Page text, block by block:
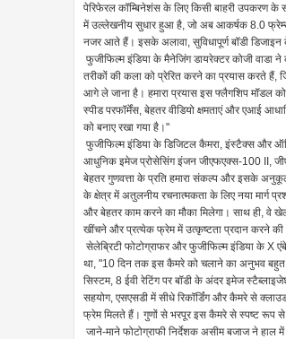
पेरिफेरल कॉम्बिनेशंस के लिए किसी बाहरी उपकरण के
में उल्लेखनीय सुधार हुआ है, जो अब आकर्षक 8.0
नजर आते हैं। इसके अलावा, सुविधापूर्ण बॉडी
फुजीफिल्म इंडिया के मैनेजिंग डायरेक्टर कोजी वाडा
तरीकों की कला को प्रेरित करने का प्रयास करते हैं,
आगे ले जाना है। हमारा प्रयास इस फ्लैगशिप मॉडल
स्पीड परफॉर्मेंस, बेहतर वीडियो क्षमताएं और एआई
को बनाए रखा गया है।"
फुजीफिल्म इंडिया के डिजिटल कैमरा, इंस्टैक्स और
आधुनिक इमेज प्रोसेसिंग इंजन जीएफएक्स-100 II,
बेहतर गुणवत्ता के प्रति हमारा संकल्प और इसके
के क्षेत्र में अतुलनीय रचनात्मकता के लिए नया
और बेहतर काम करने का मौका मिलेगा। साथ ही, वे
खींचने और प्रत्येक फ्रेम में उत्कृष्टता प्रदान करने की
सेलेब्रिटी फोटोग्राफर और फुजीफिल्म इंडिया के X
था, "10 दिन तक इस कैमरे को चलाने का अनुभव बहुत
सिस्टम, 8 ईवी रेटिंग पर बॉडी के अंदर इमेज
सहयोग, एसएसडी में सीधे रिकॉर्डिंग और कैमरे से
फ्रेम मिलते हैं। गुणों से भरपूर इस कैमरे से स्पष्ट रूप से
जाने-माने फोटोग्राफी निर्देशक असीम बजाज ने